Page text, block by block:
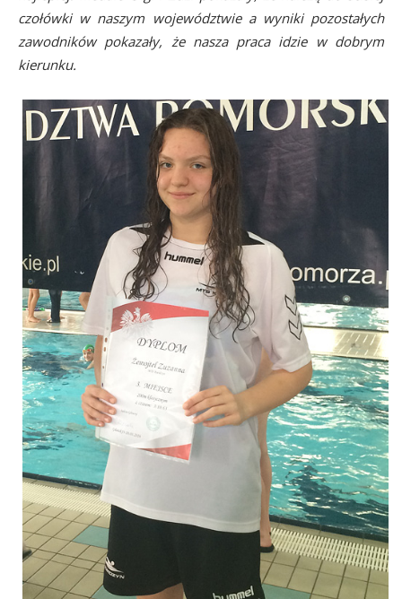
czołówki w naszym województwie a wyniki pozostałych
zawodników pokazały, że nasza praca idzie w dobrym
kierunku.